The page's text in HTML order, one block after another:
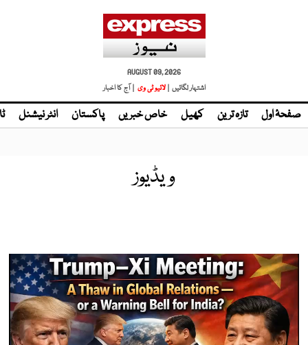
AUGUST 09, 2026
اشتہار لگائیں |
| آج کا اخبار
صفحۂ اول تازہ ترین کھیل خاص خبریں پاکستان انٹر نیشنل
ویڈیوز